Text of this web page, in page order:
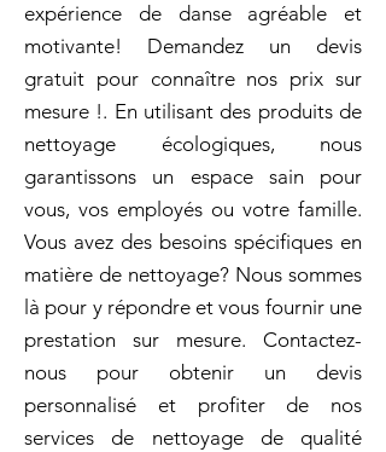
expérience de danse agréable et
motivante! Demandez un devis
gratuit pour connaître nos prix sur
mesure !. En utilisant des produits de
nettoyage écologiques, nous
garantissons un espace sain pour
vous, vos employés ou votre famille.
Vous avez des besoins spécifiques en
matière de nettoyage? Nous sommes
là pour y répondre et vous fournir une
prestation sur mesure. Contactez-
nous pour obtenir un devis
personnalisé et profiter de nos
services de nettoyage de qualité